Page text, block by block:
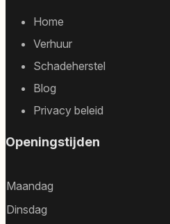
Footer
sitemap
Home
Verhuur
Schadeherstel
Blog
Privacy beleid
Openingstijden
Maandag
Dinsdag